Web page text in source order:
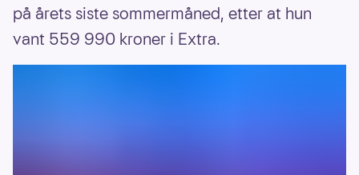
på årets siste sommermåned, etter at hun
vant 559 990 kroner i Extra.